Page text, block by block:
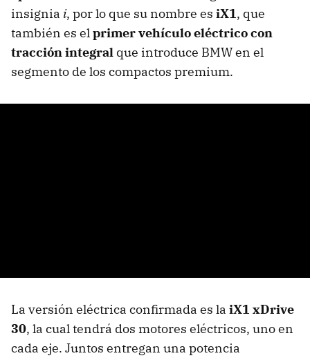
insignia i, por lo que su nombre es iX1, que
también es el primer vehículo eléctrico con
tracción integral que introduce BMW en el
segmento de los compactos premium.
La versión eléctrica confirmada es la iX1 xDrive
30, la cual tendrá dos motores eléctricos, uno en
cada eje. Juntos entregan una potencia